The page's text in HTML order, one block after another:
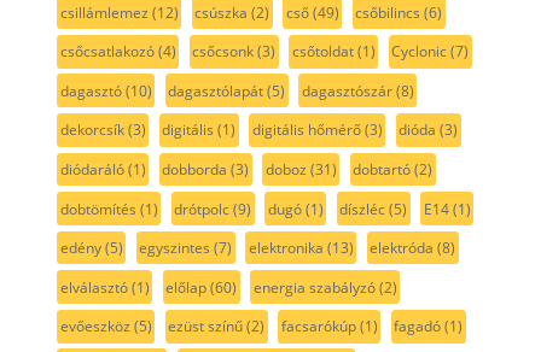
csillámlemez (12) csúszka (2) cső(49) csőbilincs (6)
csőcsatlakozó(4) csőcsonk(3) csőtoldat(1) Cyclonic(7)
dagasztó(10) dagasztólapát(5) dagasztószár(8)
dekorcsík(3) digitális (1) digitális hőmérő(3) dióda (3)
diódaráló(1) dobborda (3) doboz (31) dobtartó(2)
dobtömítés (1) drótpolc(9) dugó(1) díszléc(5) E14(1)
edény(5) egyszintes (7) elektronika (13) elektróda (8)
elválasztó(1) előlap(60) energia szabályzó(2)
evőeszköz (5) ezüst színű(2) facsarókúp(1) fagadó(1)